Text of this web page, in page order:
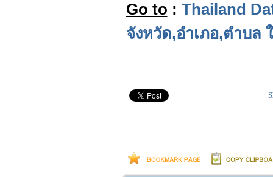
Go to : Thailand
จังหวัด,อำเภอ,ตำบล